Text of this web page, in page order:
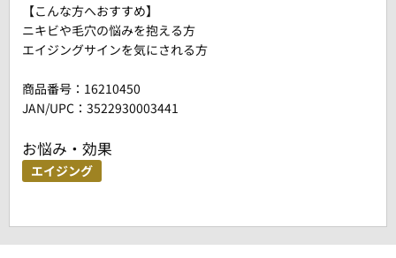
【こんな方へおすすめ】
ニキビや毛穴の悩みを抱える方
エイジングサインを気にされる方
商品番号： 16210450
JAN/UPC：3522930003441
お悩み・効果
エイジング